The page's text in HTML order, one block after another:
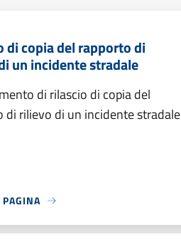
di copia del rapporto di
un incidente stradale
di rilascio di copia del
di rilievo di un incidente stradale